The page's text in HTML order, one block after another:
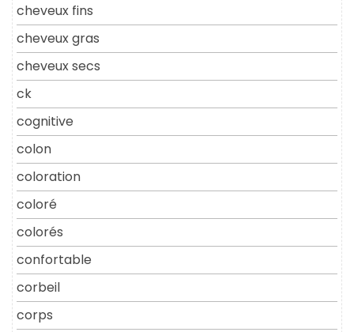
cheveux fins
cheveux gras
cheveux secs
ck
cognitive
colon
coloration
coloré
colorés
confortable
corbeil
corps